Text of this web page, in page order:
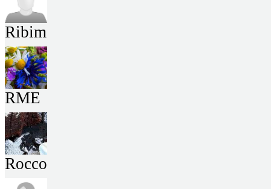
Ribim
RME
Rocco